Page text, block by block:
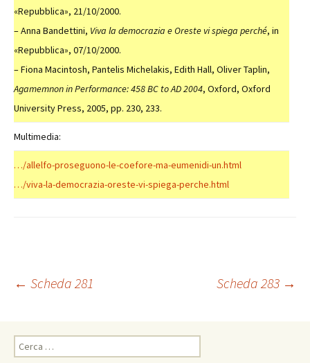
«Repubblica», 21/10/2000.
– Anna Bandettini, Viva la democrazia e Oreste vi spiega perché, in
«Repubblica», 07/10/2000.
– Fiona Macintosh, Pantelis Michelakis, Edith Hall, Oliver Taplin,
Agamemnon in Performance: 458 BC to AD 2004, Oxford, Oxford
University Press, 2005, pp. 230, 233.
Multimedia:
…/allelfo-proseguono-le-coefore-ma-eumenidi-un.html
…/viva-la-democrazia-oreste-vi-spiega-perche.html
Navigazione
articolo
← Scheda 281 Scheda 283 →
Ricerca
per: